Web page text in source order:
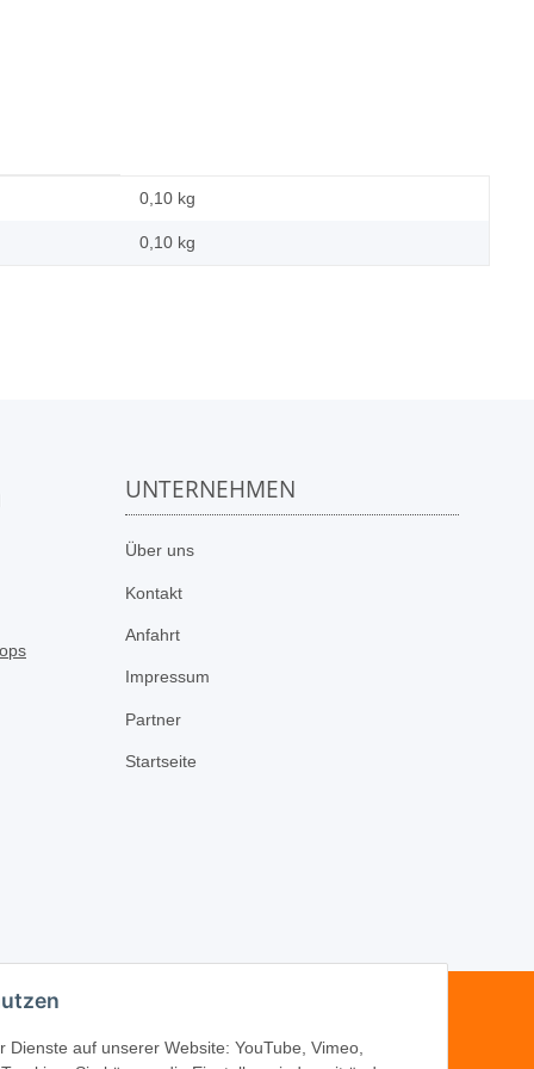
0,10 kg
0,10 kg
UNTERNEHMEN
Über uns
Kontakt
Anfahrt
Impressum
Partner
Startseite
auf unserer Website: YouTube, Vimeo,